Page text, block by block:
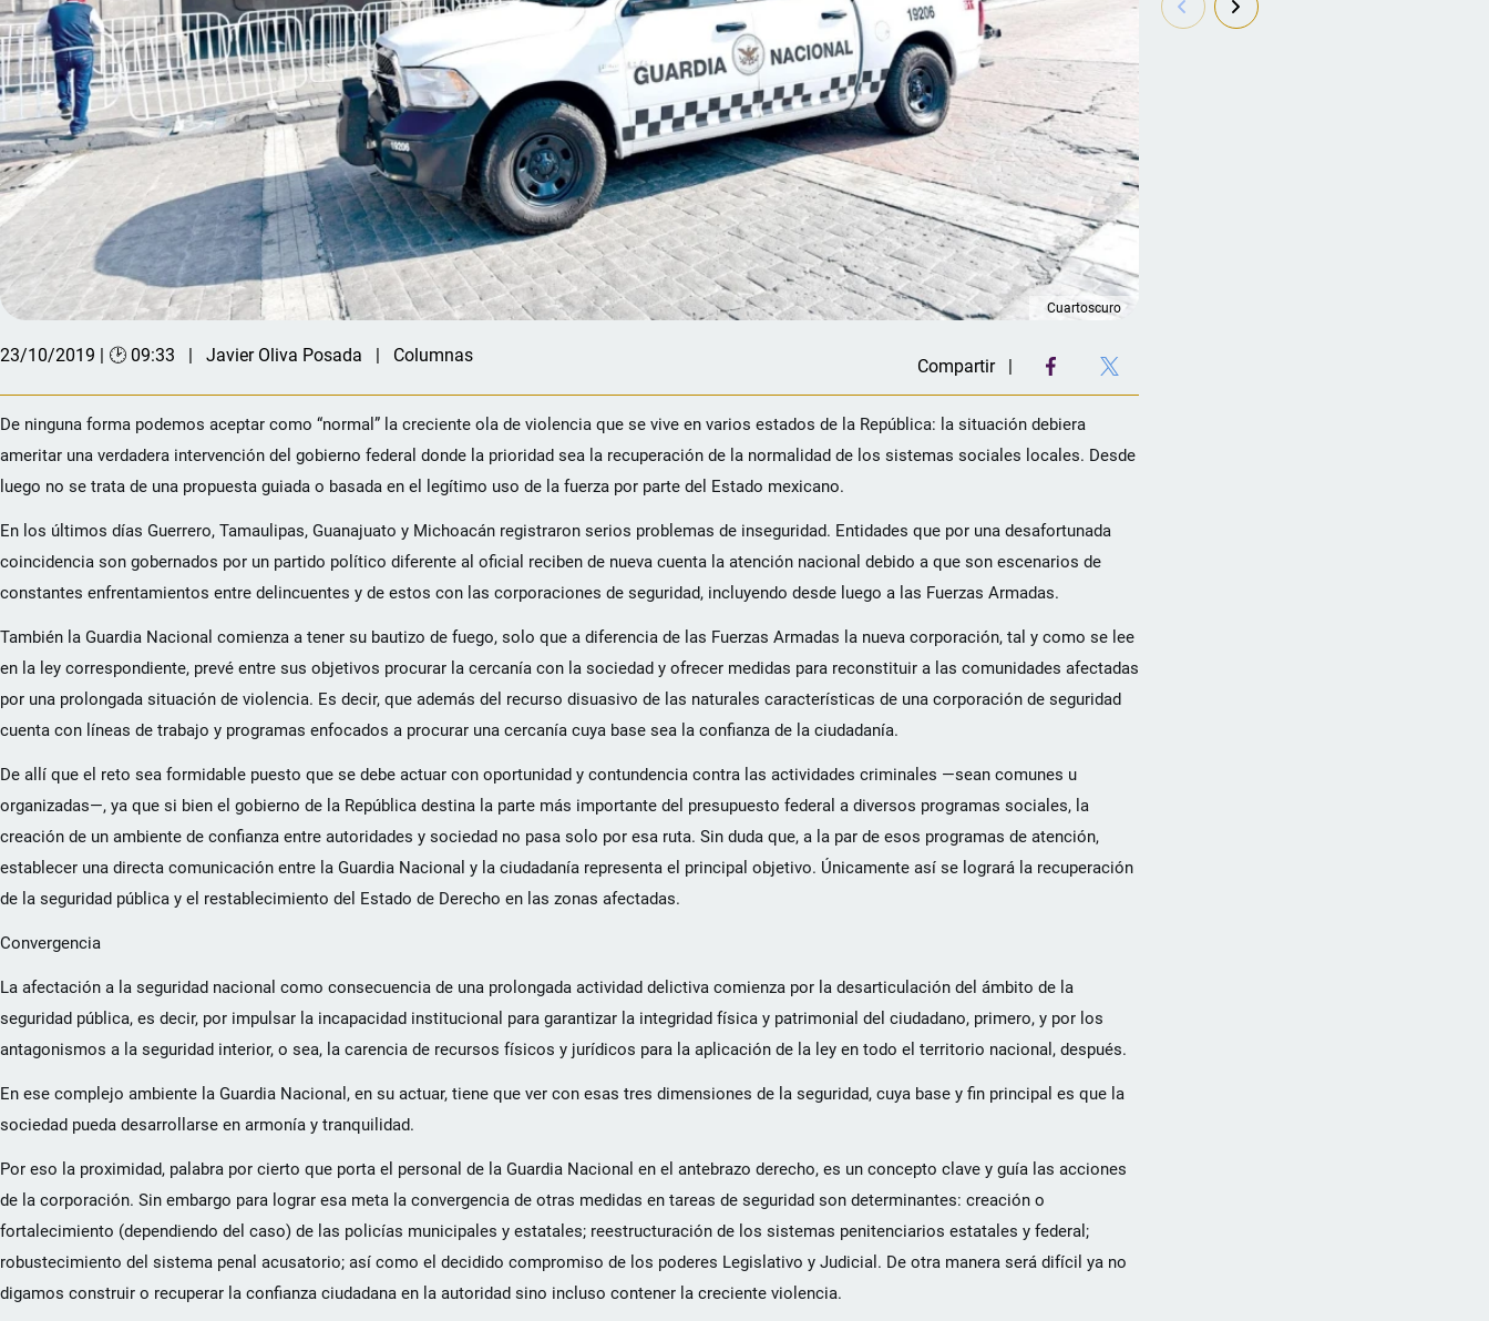
Cuartoscuro
23/10/2019 | 🕑 09:33 Javier Oliva Posada Columnas
Compartir
De ninguna forma podemos aceptar como “normal” la creciente ola de violencia que se vive en varios estados de la República: la situación debiera
ameritar una verdadera intervención del gobierno federal donde la prioridad sea la recuperación de la normalidad de los sistemas sociales locales. Desde
luego no se trata de una propuesta guiada o basada en el legítimo uso de la fuerza por parte del Estado mexicano.
En los últimos días Guerrero, Tamaulipas, Guanajuato y Michoacán registraron serios problemas de inseguridad. Entidades que por una desafortunada
coincidencia son gobernados por un partido político diferente al oficial reciben de nueva cuenta la atención nacional debido a que son escenarios de
constantes enfrentamientos entre delincuentes y de estos con las corporaciones de seguridad, incluyendo desde luego a las Fuerzas Armadas.
También la Guardia Nacional comienza a tener su bautizo de fuego, solo que a diferencia de las Fuerzas Armadas la nueva corporación, tal y como se lee
en la ley correspondiente, prevé entre sus objetivos procurar la cercanía con la sociedad y ofrecer medidas para reconstituir a las comunidades afectadas
por una prolongada situación de violencia. Es decir, que además del recurso disuasivo de las naturales características de una corporación de seguridad
cuenta con líneas de trabajo y programas enfocados a procurar una cercanía cuya base sea la confianza de la ciudadanía.
De allí que el reto sea formidable puesto que se debe actuar con oportunidad y contundencia contra las actividades criminales —sean comunes u
organizadas—, ya que si bien el gobierno de la República destina la parte más importante del presupuesto federal a diversos programas sociales, la
creación de un ambiente de confianza entre autoridades y sociedad no pasa solo por esa ruta. Sin duda que, a la par de esos programas de atención,
establecer una directa comunicación entre la Guardia Nacional y la ciudadanía representa el principal objetivo. Únicamente así se logrará la recuperación
de la seguridad pública y el restablecimiento del Estado de Derecho en las zonas afectadas.
Convergencia
La afectación a la seguridad nacional como consecuencia de una prolongada actividad delictiva comienza por la desarticulación del ámbito de la
seguridad pública, es decir, por impulsar la incapacidad institucional para garantizar la integridad física y patrimonial del ciudadano, primero, y por los
antagonismos a la seguridad interior, o sea, la carencia de recursos físicos y jurídicos para la aplicación de la ley en todo el territorio nacional, después.
En ese complejo ambiente la Guardia Nacional, en su actuar, tiene que ver con esas tres dimensiones de la seguridad, cuya base y fin principal es que la
sociedad pueda desarrollarse en armonía y tranquilidad.
Por eso la proximidad, palabra por cierto que porta el personal de la Guardia Nacional en el antebrazo derecho, es un concepto clave y guía las acciones
de la corporación. Sin embargo para lograr esa meta la convergencia de otras medidas en tareas de seguridad son determinantes: creación o
fortalecimiento (dependiendo del caso) de las policías municipales y estatales; reestructuración de los sistemas penitenciarios estatales y federal;
robustecimiento del sistema penal acusatorio; así como el decidido compromiso de los poderes Legislativo y Judicial. De otra manera será difícil ya no
digamos construir o recuperar la confianza ciudadana en la autoridad sino incluso contener la creciente violencia.